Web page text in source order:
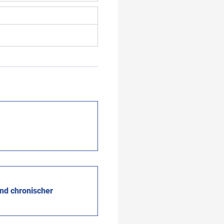
chronischer